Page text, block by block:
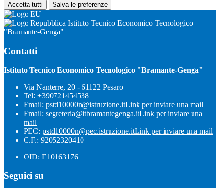
Accetta tutti Salva le preferenze
Istituto Tecnico Economico Tecnologico
"Bramante-Genga"
Contatti
Istituto Tecnico Economico Tecnologico "Bramante-Genga"
Via Nanterre, 20 - 61122 Pesaro
Tel: +390721454538
Email: pstd10000n@istruzione.itLink per inviare una mail
Email: segreteria@itbramantegenga.itLink per inviare una
mail
PEC: pstd10000n@pec.istruzione.itLink per inviare una mail
C.F.: 92052320410
OID: E10163176
Seguici su